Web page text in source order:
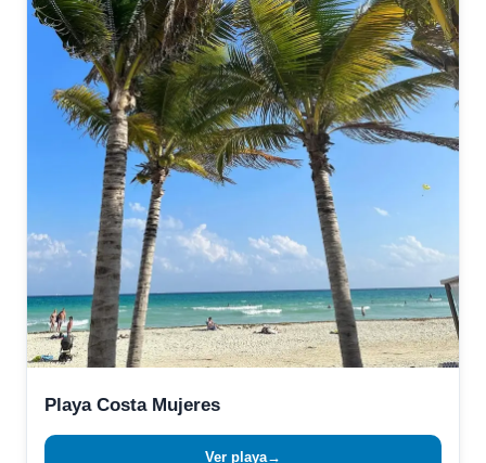
Playa Costa Mujeres
Ver playa→